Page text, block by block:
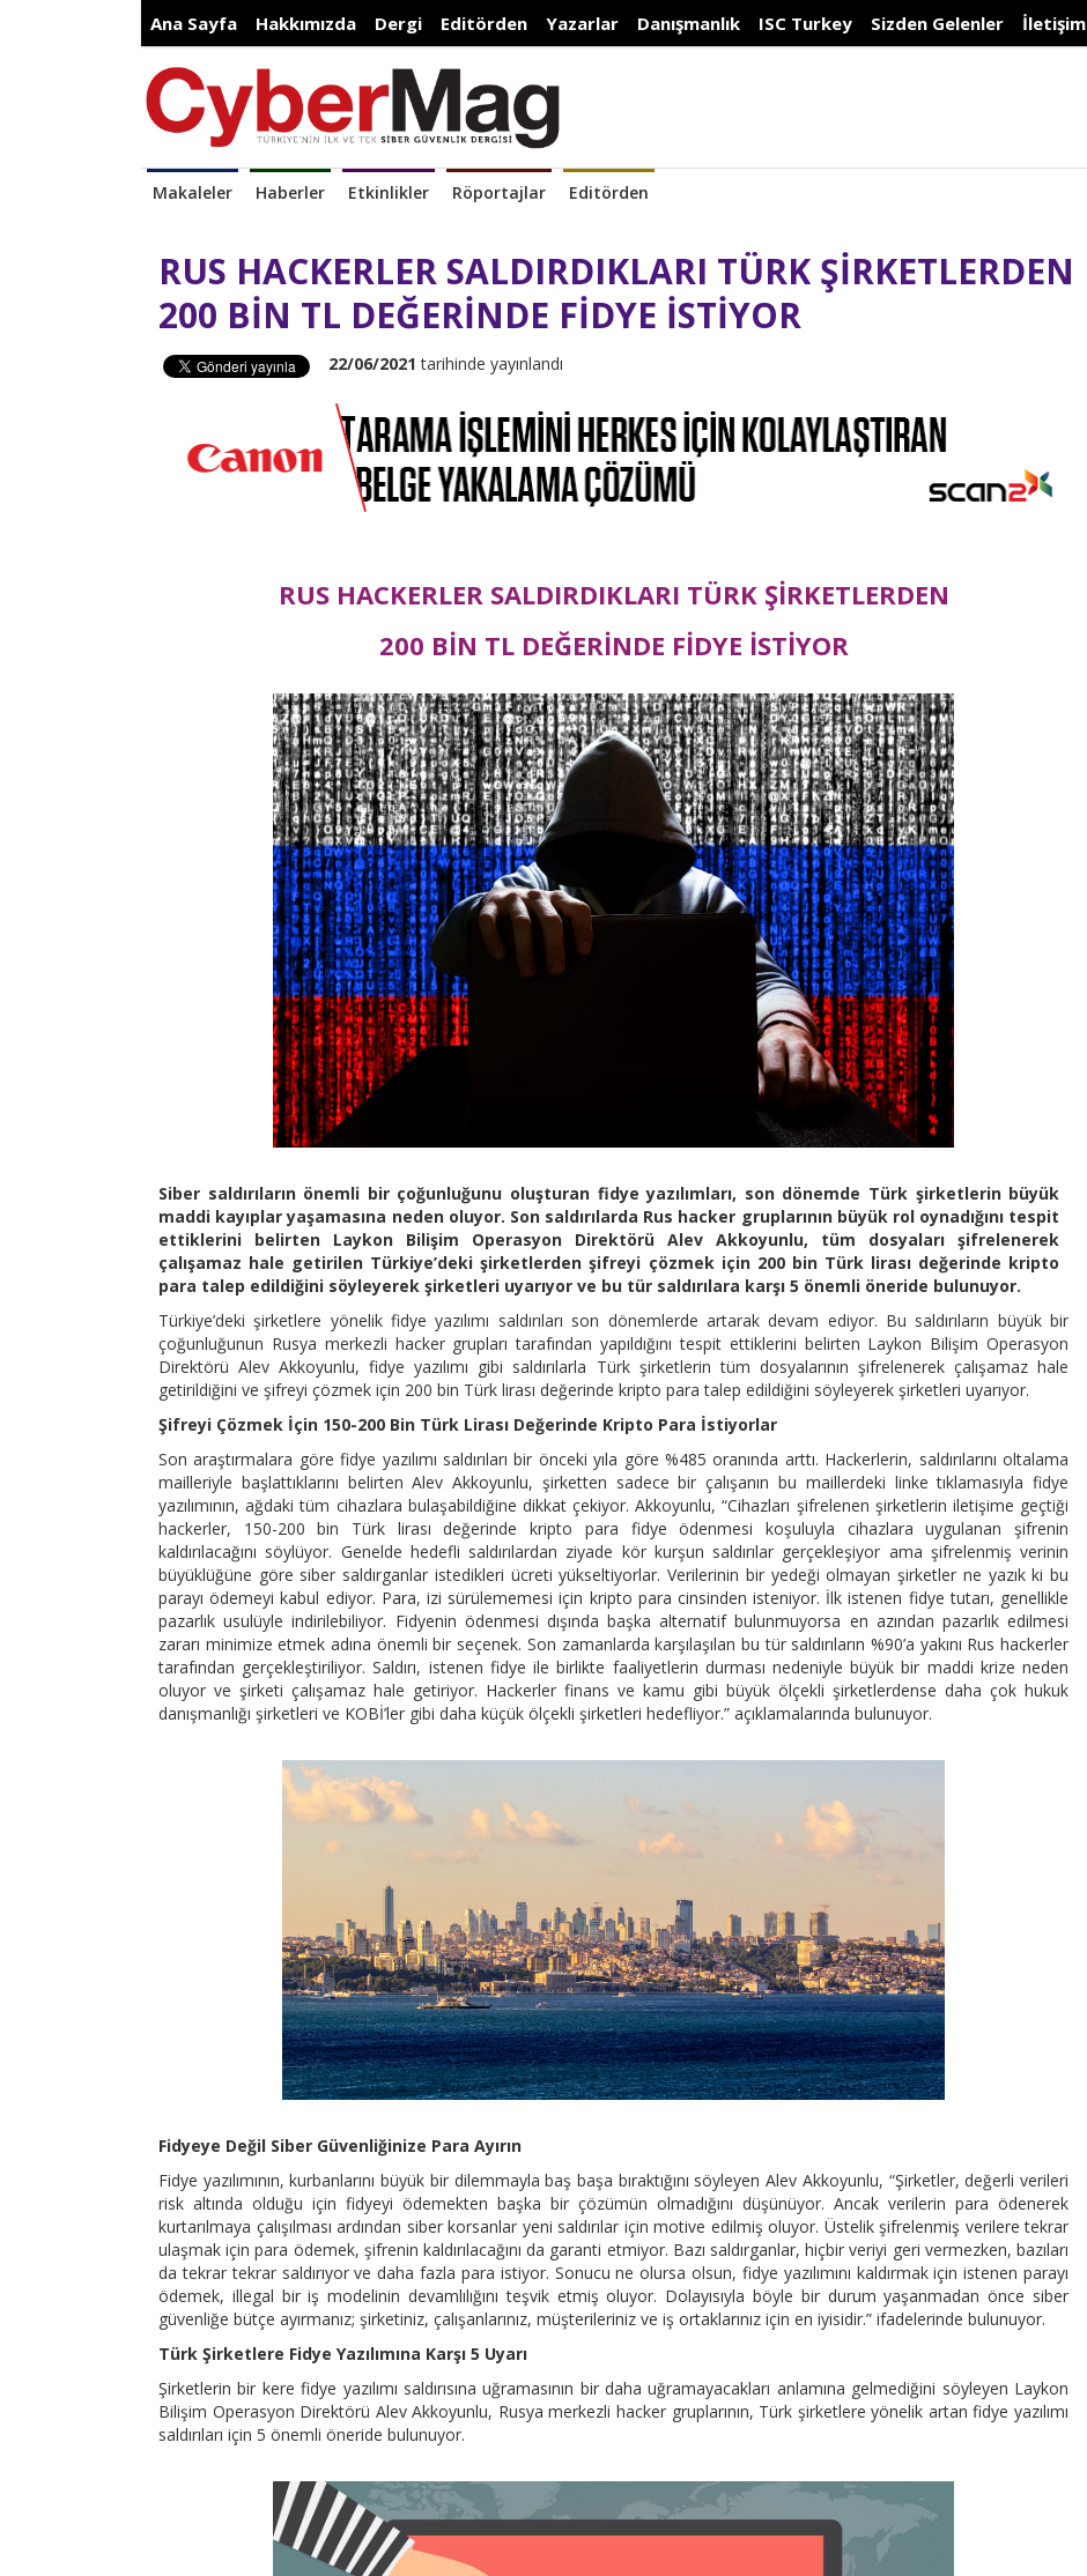
Ana Sayfa Hakkımızda Dergi Editörden Yazarlar Danışmanlık ISC Turkey Sizden Gelenler İletişim
Makaleler Haberler Etkinlikler Röportajlar Editörden
RUS HACKERLER SALDIRDIKLARI TÜRK ŞİRKETLERDEN
200 BİN TL DEĞERİNDE FİDYE İSTİYOR
22/06/2021 tarihinde yayınlandı
RUS HACKERLER SALDIRDIKLARI TÜRK ŞİRKETLERDEN
200 BİN TL DEĞERİNDE FİDYE İSTİYOR
Siber saldırıların önemli bir çoğunluğunu oluşturan fidye yazılımları, son dönemde Türk şirketlerin büyük
maddi kayıplar yaşamasına neden oluyor. Son saldırılarda Rus hacker gruplarının büyük rol oynadığını tespit
ettiklerini belirten Laykon Bilişim Operasyon Direktörü Alev Akkoyunlu, tüm dosyaları şifrelenerek
çalışamaz hale getirilen Türkiye’deki şirketlerden şifreyi çözmek için 200 bin Türk lirası değerinde kripto
para talep edildiğini söyleyerek şirketleri uyarıyor ve bu tür saldırılara karşı 5 önemli öneride bulunuyor.
Türkiye’deki şirketlere yönelik fidye yazılımı saldırıları son dönemlerde artarak devam ediyor. Bu saldırıların büyük bir
çoğunluğunun Rusya merkezli hacker grupları tarafından yapıldığını tespit ettiklerini belirten Laykon Bilişim Operasyon
Direktörü Alev Akkoyunlu, fidye yazılımı gibi saldırılarla Türk şirketlerin tüm dosyalarının şifrelenerek çalışamaz hale
getirildiğini ve şifreyi çözmek için 200 bin Türk lirası değerinde kripto para talep edildiğini söyleyerek şirketleri uyarıyor.
Şifreyi Çözmek İçin 150-200 Bin Türk Lirası Değerinde Kripto Para İstiyorlar
Son araştırmalara göre fidye yazılımı saldırıları bir önceki yıla göre %485 oranında arttı. Hackerlerin, saldırılarını oltalama
mailleriyle başlattıklarını belirten Alev Akkoyunlu, şirketten sadece bir çalışanın bu maillerdeki linke tıklamasıyla fidye
yazılımının, ağdaki tüm cihazlara bulaşabildiğine dikkat çekiyor. Akkoyunlu, “Cihazları şifrelenen şirketlerin iletişime geçtiği
hackerler, 150-200 bin Türk lirası değerinde kripto para fidye ödenmesi koşuluyla cihazlara uygulanan şifrenin
kaldırılacağını söylüyor. Genelde hedefli saldırılardan ziyade kör kurşun saldırılar gerçekleşiyor ama şifrelenmiş verinin
büyüklüğüne göre siber saldırganlar istedikleri ücreti yükseltiyorlar. Verilerinin bir yedeği olmayan şirketler ne yazık ki bu
parayı ödemeyi kabul ediyor. Para, izi sürülememesi için kripto para cinsinden isteniyor. İlk istenen fidye tutarı, genellikle
pazarlık usulüyle indirilebiliyor. Fidyenin ödenmesi dışında başka alternatif bulunmuyorsa en azından pazarlık edilmesi
zararı minimize etmek adına önemli bir seçenek. Son zamanlarda karşılaşılan bu tür saldırıların %90’a yakını Rus hackerler
tarafından gerçekleştiriliyor. Saldırı, istenen fidye ile birlikte faaliyetlerin durması nedeniyle büyük bir maddi krize neden
oluyor ve şirketi çalışamaz hale getiriyor. Hackerler finans ve kamu gibi büyük ölçekli şirketlerdense daha çok hukuk
danışmanlığı şirketleri ve KOBİ’ler gibi daha küçük ölçekli şirketleri hedefliyor.” açıklamalarında bulunuyor.
Fidyeye Değil Siber Güvenliğinize Para Ayırın
Fidye yazılımının, kurbanlarını büyük bir dilemmayla baş başa bıraktığını söyleyen Alev Akkoyunlu, “Şirketler, değerli verileri
risk altında olduğu için fidyeyi ödemekten başka bir çözümün olmadığını düşünüyor. Ancak verilerin para ödenerek
kurtarılmaya çalışılması ardından siber korsanlar yeni saldırılar için motive edilmiş oluyor. Üstelik şifrelenmiş verilere tekrar
ulaşmak için para ödemek, şifrenin kaldırılacağını da garanti etmiyor. Bazı saldırganlar, hiçbir veriyi geri vermezken, bazıları
da tekrar tekrar saldırıyor ve daha fazla para istiyor. Sonucu ne olursa olsun, fidye yazılımını kaldırmak için istenen parayı
ödemek, illegal bir iş modelinin devamlılığını teşvik etmiş oluyor. Dolayısıyla böyle bir durum yaşanmadan önce siber
güvenliğe bütçe ayırmanız; şirketiniz, çalışanlarınız, müşterileriniz ve iş ortaklarınız için en iyisidir.” ifadelerinde bulunuyor.
Türk Şirketlere Fidye Yazılımına Karşı 5 Uyarı
Şirketlerin bir kere fidye yazılımı saldırısına uğramasının bir daha uğramayacakları anlamına gelmediğini söyleyen Laykon
Bilişim Operasyon Direktörü Alev Akkoyunlu, Rusya merkezli hacker gruplarının, Türk şirketlere yönelik artan fidye yazılımı
saldırıları için 5 önemli öneride bulunuyor.